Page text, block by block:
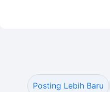
Posting Lebih Baru